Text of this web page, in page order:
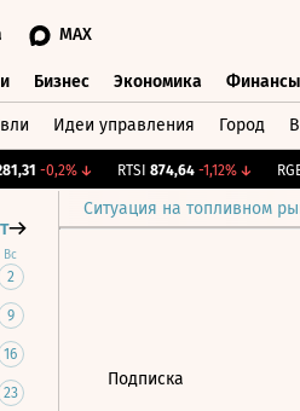
MAX
Бизнес Экономика Финансы
Идеи управления Город
-0,2%↓ RTSI 874,64 -1,12%↓ RGBI
Ситуация на топливном
Вс
2
9
16
23
Подписка